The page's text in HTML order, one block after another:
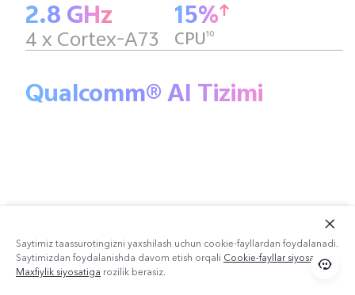
2.8 GHz
4 x Cortex-A73
15%
CPU10
Qualcomm® AI Tizimi
Saytimiz taassurotingizni yaxshilash uchun cookie-fayllardan foydalanadi.
Saytimizdan foydalanishda davom etish orqali Cookie-fayllar siyosati va
Maxfiylik siyosatiga rozilik berasiz.